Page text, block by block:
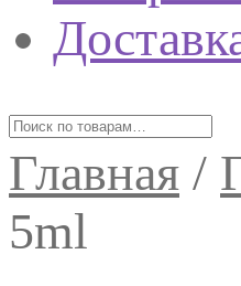
Главная /
5ml